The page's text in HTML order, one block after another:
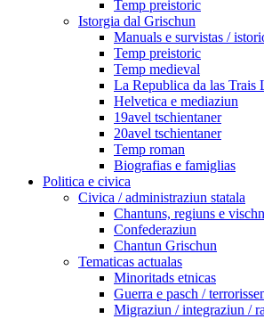
Temp preistoric
Istorgia dal Grischun
Manuals e survistas /
Temp preistoric
Temp medieval
La Republica da las Trais
Helvetica e mediaziun
19avel tschientaner
20avel tschientaner
Temp roman
Biografias e famiglias
Politica e civica
Civica / administraziun statala
Chantuns, regiuns e
Confederaziun
Chantun Grischun
Tematicas actualas
Minoritads etnicas
Guerra e pasch /
Migraziun / integraziun /